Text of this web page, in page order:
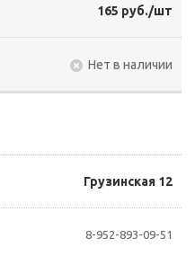
165 руб./шт
Нет в наличии
Грузинская 12
8-952-893-09-51